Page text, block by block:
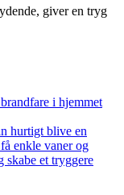
giver en tryg
i hjemmet
hurtigt blive en
enkle vaner og
skabe et tryggere